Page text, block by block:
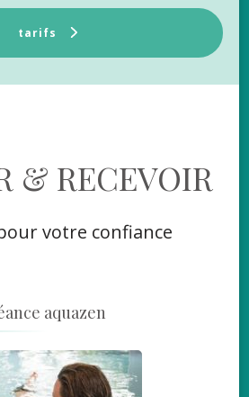
tarifs
& RECEVOIR
pour votre confiance
aquazen